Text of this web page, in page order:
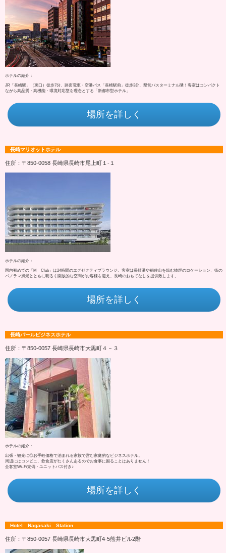
ホテルの紹介：
JR「長崎駅」（東口）徒歩7分、路面電車・空港バス「長崎駅前」徒歩3分、県営バスターミナル隣！客室はコンパクト
ながら高品質・高機能・環境対応型を理念とする「新都市型ホテル」
場所を詳しく
長崎マリオットホテル
住所：〒850-0058 長崎県長崎市尾上町１‐１
ホテルの紹介：
国内初めての「M Club」は24時間のエグゼクティブラウンジ。客室は長崎港や稲佐山を臨む抜群のロケーション、街の
パノラマ風景とともに明るく開放的な空間がお客様を迎え、長崎のおもてなしを提供致します。
場所を詳しく
長崎パールビジネスホテル
住所：〒850-0057 長崎県長崎市大黒町４－３
ホテルの紹介：
出張・観光に◎お手軽価格で泊まれる家族で営む家庭的なビジネスホテル。
周辺にはコンビニ、飲食店がたくさんあるのでお食事に困ることはありません！
全客室Wi-Fi完備・ユニットバス付き♪
場所を詳しく
Hotel Nagasaki Station
住所：〒850-0057 長崎県長崎市大黒町4‐5熊井ビル2階